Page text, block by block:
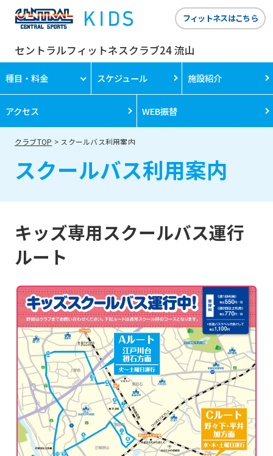
セントラルフィットネスクラブ24 流山
フィットネスはこちら
種目・料金 スケジュール 施設紹介
アクセス WEB振替
クラブTOP スクールバス利用案内
スクールバス利用案内
キッズ専用スクールバス運行
ルート